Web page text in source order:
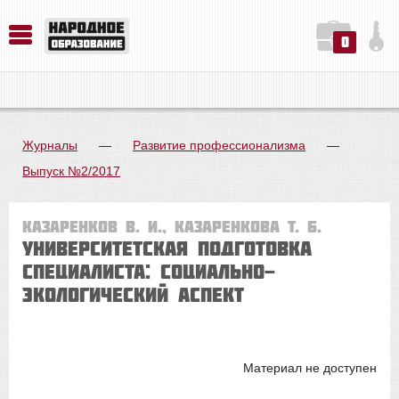
0
Журналы — Развитие профессионализма
—
Выпуск №2/2017
Казаренков В. И., Казаренкова Т. Б.
УНИВЕРСИТЕТСКАЯ ПОДГОТОВКА
СПЕЦИАЛИСТА: СОЦИАЛЬНО-
ЭКОЛОГИЧЕСКИЙ АСПЕКТ
Материал не доступен